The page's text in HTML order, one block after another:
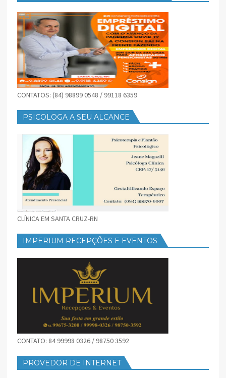
CONTATOS: (84) 98899 0548 / 99118 6359
PSICOLOGA A SEU ALCANCE
CLÍNICA EM SANTA CRUZ-RN
IMPERIUM RECEPÇÕES E EVENTOS
CONTATO: 84 99998 0326 / 98750 3592
PROVEDOR DE INTERNET